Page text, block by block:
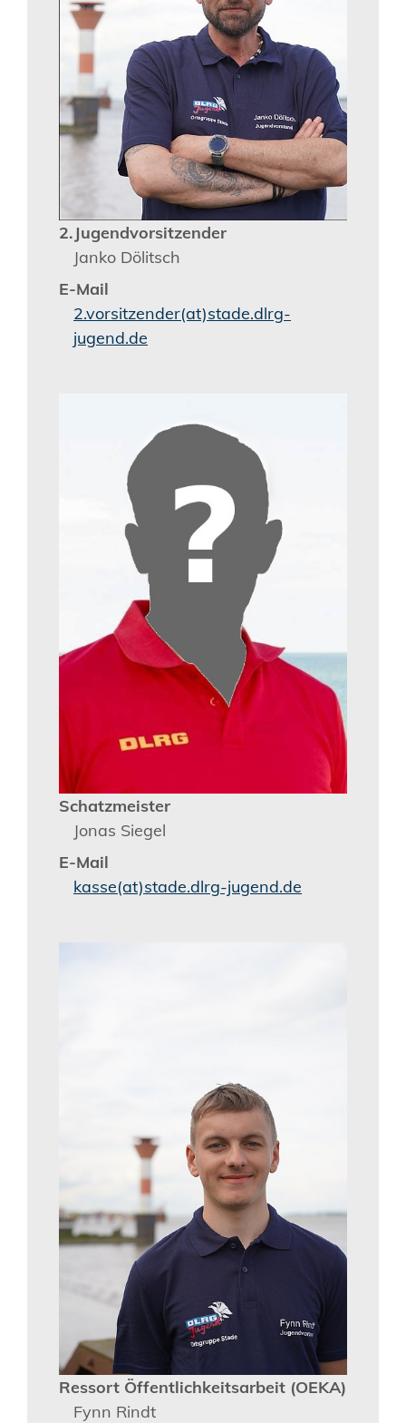
2.Jugendvorsitzender
Janko Dölitsch
E-Mail
2.vorsitzender(at)stade.dlrg-
jugend.de
Schatzmeister
Jonas Siegel
E-Mail
kasse(at)stade.dlrg-jugend.de
Ressort Öffentlichkeitsarbeit (OEKA)
Fynn Rindt